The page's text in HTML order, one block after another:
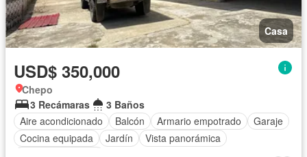
Casa
USD$ 350,000
Chepo
3 Recámaras
3 Baños
Aire acondicionado
Balcón Armario empotrado
Garaje
Cocina equipada
Jardín
Vista panorámica